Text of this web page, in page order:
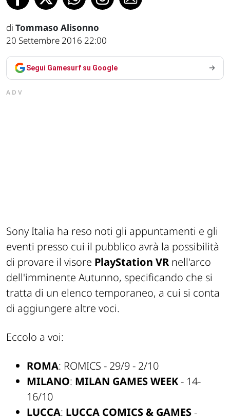
di Tommaso Alisonno
20 Settembre 2016 22:00
Segui Gamesurf su Google
ADV
Sony Italia ha reso noti gli appuntamenti e gli
eventi presso cui il pubblico avrà la possibilità
di provare il visore PlayStation VR nell'arco
dell'imminente Autunno, specificando che si
tratta di un elenco temporaneo, a cui si conta
di aggiungere altre voci.
Eccolo a voi:
ROMA: ROMICS - 29/9 - 2/10
MILANO: MILAN GAMES WEEK- 14-
16/10
LUCCA: LUCCA COMICS & GAMES-